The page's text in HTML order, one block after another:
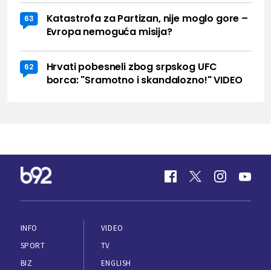
63
Katastrofa za Partizan, nije moglo gore –
Evropa nemoguća misija?
62
Hrvati pobesneli zbog srpskog UFC
borca: "Sramotno i skandalozno!" VIDEO
INFO
SPORT
BIZ
VIDEO
TV
ENGLISH